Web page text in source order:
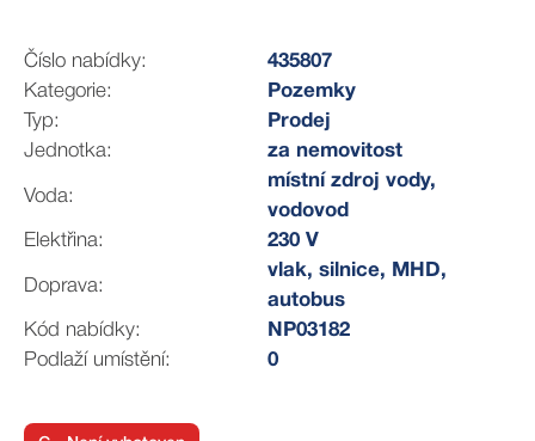
Číslo nabídky:
435807
Kategorie:
Pozemky
Typ:
Prodej
Jednotka:
za nemovitost
Voda:
místní zdroj vody,
vodovod
Elektřina:
230 V
Doprava:
vlak, silnice, MHD,
autobus
Kód nabídky:
NP03182
Podlaží umístění:
0